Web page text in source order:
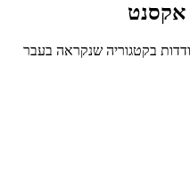
אקסנט
בקטגוריה שנקראה בעבר